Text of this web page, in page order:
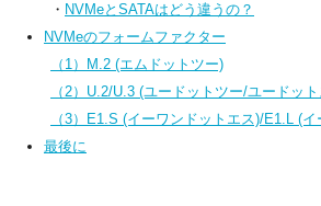
・ NVMeとSATAはどう違うの？
NVMeのフォームファクター
（1）M.2 (エムドットツー)
（2）U.2/U.3 (ユードットツー/ユードッ
（3）E1.S (イーワンドットエス)/E1.L (
最後に